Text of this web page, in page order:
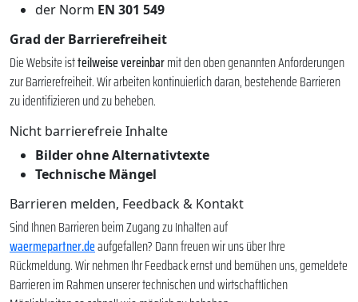
der Norm EN 301 549
Grad der Barrierefreiheit
Die Website istteilweise vereinbarmit den oben genannten Anforderungen
zur Barrierefreiheit. Wir arbeiten kontinuierlich daran, bestehende Barrieren
zu identifizieren und zu beheben.
Nicht barrierefreie Inhalte
Bilder ohne Alternativtexte
Technische Mängel
Barrieren melden, Feedback & Kontakt
Sind Ihnen Barrieren beim Zugang zu Inhalten auf
waermepartner.deaufgefallen? Dann freuen wir uns über Ihre
Rückmeldung. Wir nehmen Ihr Feedback ernst und bemühen uns, gemeldete
Barrieren im Rahmen unserer technischen und wirtschaftlichen